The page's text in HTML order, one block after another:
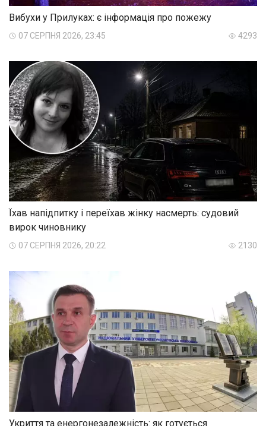
Вибухи у Прилуках: є інформація про пожежу
07 СЕРПНЯ 2026, 23:45 4293
Їхав напідпитку і переїхав жінку насмерть: судовий
вирок чиновнику
07 СЕРПНЯ 2026, 20:22 2130
Укриття та енергонезалежність: як готується